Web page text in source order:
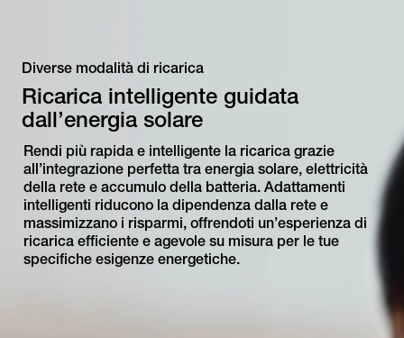
Diverse modalità di ricarica
Ricarica intelligente guidata
dall’energia solare
Rendi più rapida e intelligente la ricarica grazie
all’integrazione perfetta tra energia solare, elettricità
della rete e accumulo della batteria. Adattamenti
intelligenti riducono la dipendenza dalla rete e
massimizzano i risparmi, offrendoti un’esperienza di
ricarica efficiente e agevole su misura per le tue
specifiche esigenze energetiche.